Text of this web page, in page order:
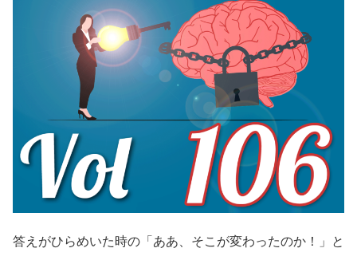
答えがひらめいた時の「ああ、そこが変わったのか！」と